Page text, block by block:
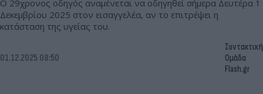
Ο 29χρονος οδηγός αναμένεται να οδηγηθεί σήμερα Δευτέρα 1
Δεκεμβρίου 2025 στον εισαγγελέα, αν το επιτρέψει η
κατάσταση της υγείας του.
01.12.2025 08:50
Συντακτική
Ομάδα
Flash.gr